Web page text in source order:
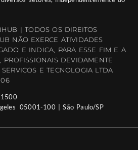
| TODOS OS DIREITOS
NÃO EXERCE ATIVIDADES
E INDICA, PARA ESSE FIM E A
PROFISSIONAIS DEVIDAMENTE
E TECNOLOGIA LTDA
06
1500
05001-100 | São Paulo/SP